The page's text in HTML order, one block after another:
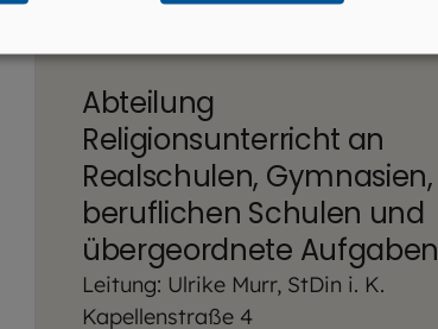
Abteilung
Religionsunterricht an
Realschulen, Gymnasien,
beruflichen Schulen und
übergeordnete Aufgaben
Leitung: Ulrike Murr, StDin i. K.
Kapellenstraße 4